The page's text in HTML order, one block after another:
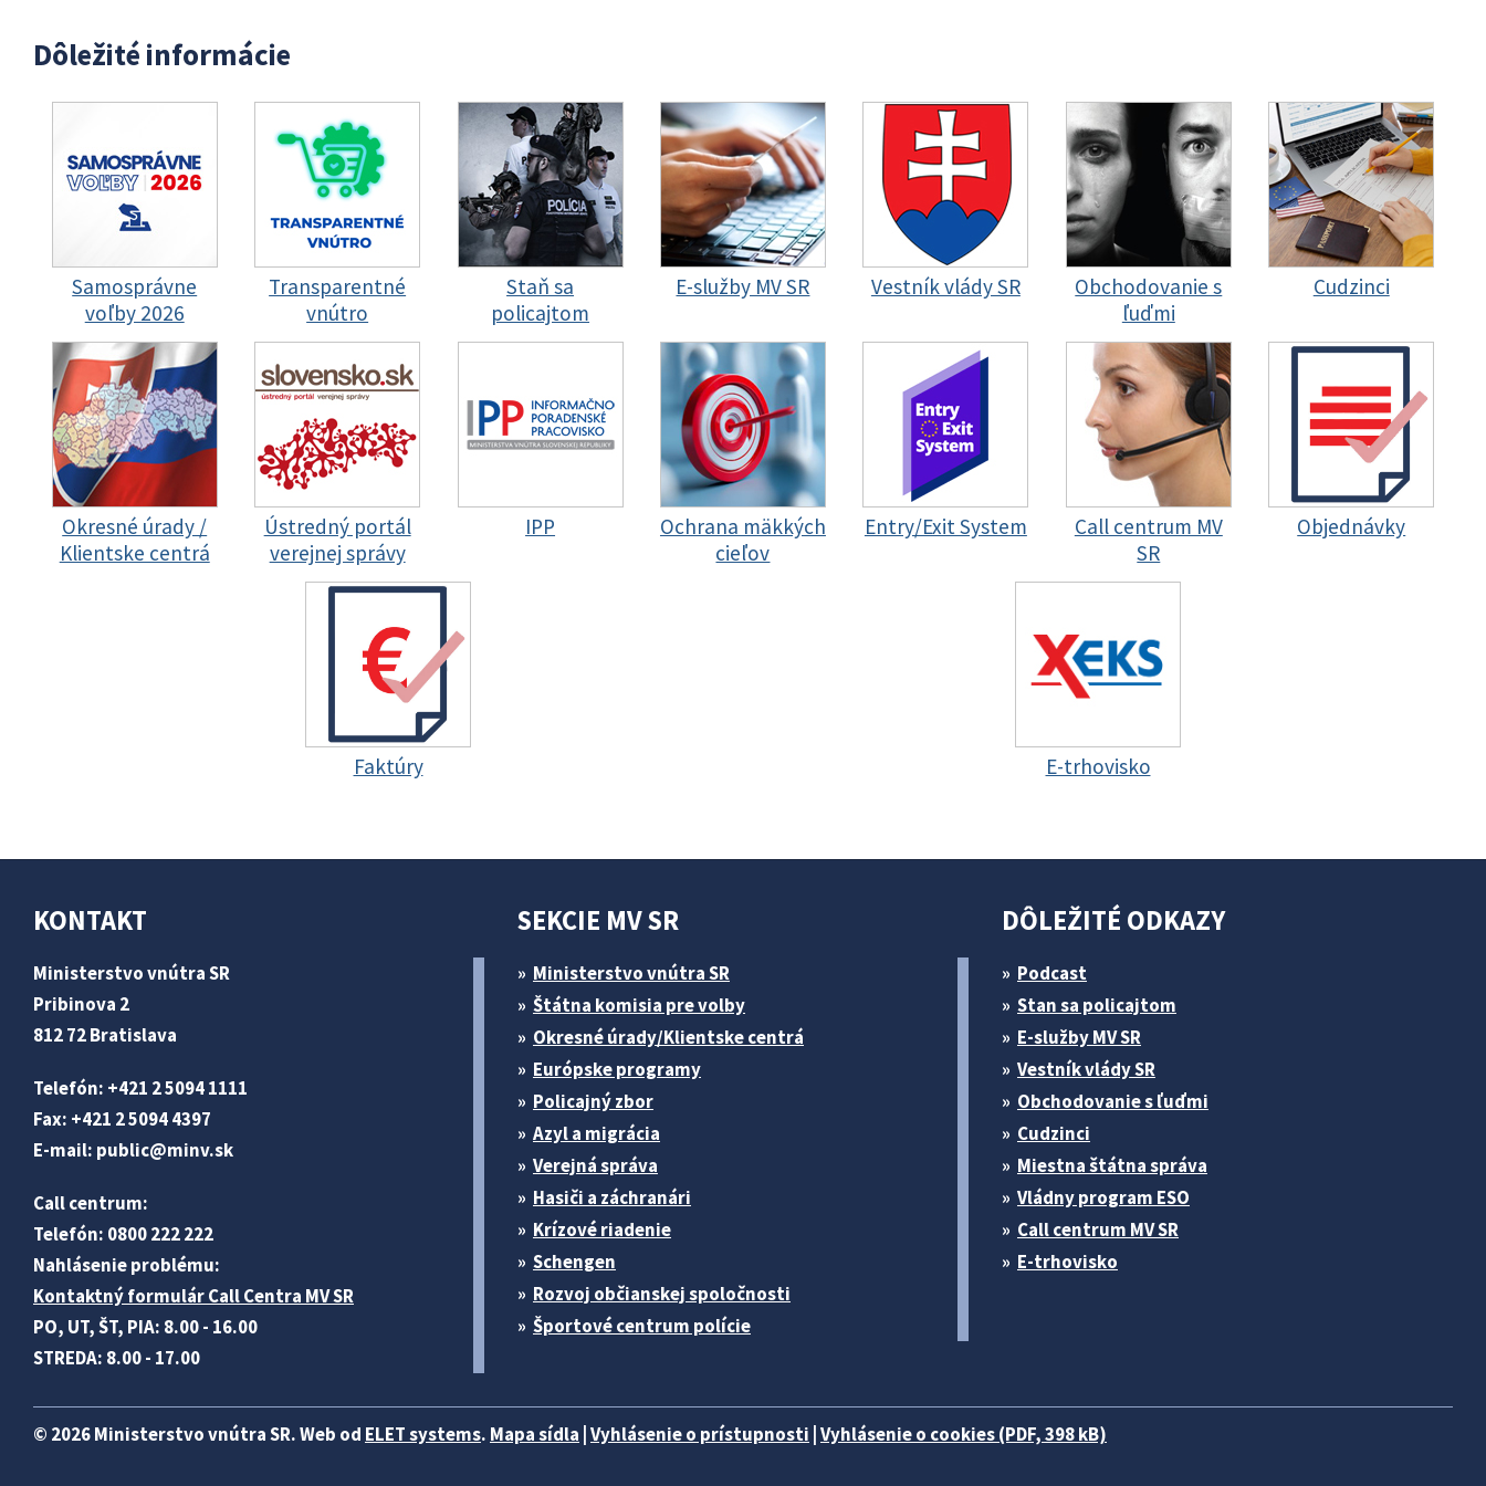
Dôležité informácie
Samosprávne
voľby 2026
Transparentné
vnútro
Staň sa
policajtom
E-služby MV SR Vestník vlády SR
Obchodovanie s
ľuďmi
Cudzinci
Okresné úrady /
Klientske centrá
Ústredný portál
verejnej správy
IPP
Ochrana mäkkých
cieľov
Entry/Exit System
Call centrum MV
SR
Objednávky
Faktúry E-trhovisko
KONTAKT
Ministerstvo vnútra SR
Pribinova 2
812 72 Bratislava
Telefón: +421 2 5094 1111
Fax: +421 2 5094 4397
E-mail: public@minv.sk
Call centrum:
Telefón: 0800 222 222
Nahlásenie problému:
Kontaktný formulár Call Centra MV SR
PO, UT, ŠT, PIA: 8.00 - 16.00
STREDA: 8.00 - 17.00
SEKCIE MV SR
Ministerstvo vnútra SR
Štátna komisia pre volby
Okresné úrady/Klientske centrá
Európske programy
Policajný zbor
Azyl a migrácia
Verejná správa
Hasiči a záchranári
Krízové riadenie
Schengen
Rozvoj občianskej spoločnosti
Športové centrum polície
DÔLEŽITÉ ODKAZY
Podcast
Stan sa policajtom
E-služby MV SR
Vestník vlády SR
Obchodovanie s ľuďmi
Cudzinci
Miestna štátna správa
Vládny program ESO
Call centrum MV SR
E-trhovisko
© 2026 Ministerstvo vnútra SR. Web od ELET systems. Mapa sídla Vyhlásenie o prístupnosti Vyhlásenie o cookies (PDF, 398 kB)